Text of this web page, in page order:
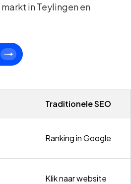
Traditionele SEO
Ranking in Google
Klik naar website
in Teylingen en